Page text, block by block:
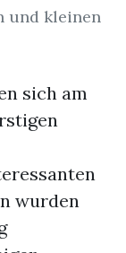
und kleinen
sich am
wurden